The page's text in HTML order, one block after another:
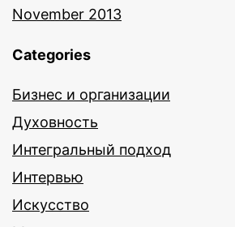
November 2013
Categories
Бизнес и организации
Духовность
Интегральный подход
Интервью
Искусство